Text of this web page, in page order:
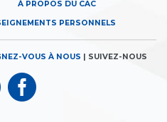
À PROPOS DU CAC
PERSONNELS
VOUS À NOUS | SUIVEZ-NOUS